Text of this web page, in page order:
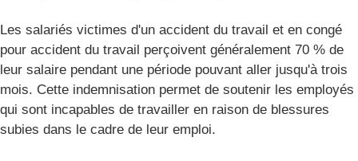
Les salariés victimes d'un accident du travail et en congé
pour accident du travail perçoivent généralement 70 % de
leur salaire pendant une période pouvant aller jusqu'à trois
mois. Cette indemnisation permet de soutenir les employés
qui sont incapables de travailler en raison de blessures
subies dans le cadre de leur emploi.